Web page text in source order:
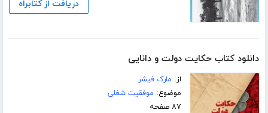
دریافت از کتابراه
دانلود کتاب حکایت دولت و دانایی
از: مارک فیشر
موضوع: موفقیت شغلی
۸۷ صفحه